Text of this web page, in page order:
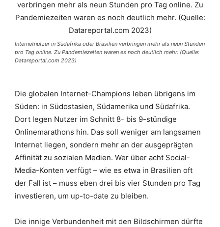
Internetnutzer in Südafrika oder Brasilien verbringen mehr als neun Stunden
pro Tag online. Zu Pandemiezeiten waren es noch deutlich mehr. (Quelle:
Datareportal.com 2023)
Die globalen Internet-Champions leben übrigens im
Süden: in Südostasien, Südamerika und Südafrika.
Dort legen Nutzer im Schnitt 8- bis 9-stündige
Onlinemarathons hin. Das soll weniger am langsamen
Internet liegen, sondern mehr an der ausgeprägten
Affinität zu sozialen Medien. Wer über acht Social-
Media-Konten verfügt – wie es etwa in Brasilien oft
der Fall ist – muss eben drei bis vier Stunden pro Tag
investieren, um up-to-date zu bleiben.
Die innige Verbundenheit mit den Bildschirmen dürfte